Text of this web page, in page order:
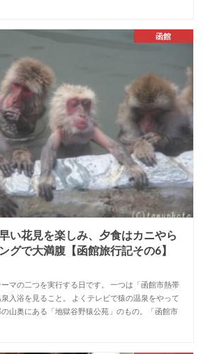
函館
い花見を楽しみ、夕食はカニやら
グで大満腹【函館旅行記その6】
マの二つを実行する日です。 一つは「函館市熱帯
入浴を見ること。 よくテレビで猿の温泉をやって
山奥にある「地獄谷野猿公苑」のもの。「函館市